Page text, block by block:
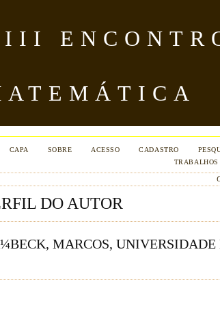
CAPA SOBRE ACESSO CADASTRO
TRABALHOS
DO AUTOR
MARCOS, UNIVERSIDADE